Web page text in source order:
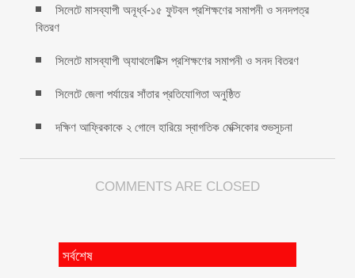
সিলেটে মাসব্যাপী অনূর্ধ্ব-১৫ ফুটবল প্রশিক্ষণের সমাপনী ও সনদপত্র
বিতরণ
সিলেটে মাসব্যাপী অ্যাথলেটিক্স প্রশিক্ষণের সমাপনী ও সনদ বিতরণ
সিলেটে জেলা পর্যায়ের সাঁতার প্রতিযোগিতা অনুষ্ঠিত
দক্ষিণ আফ্রিকাকে ২ গোলে হারিয়ে স্বাগতিক মেক্সিকোর শুভসূচনা
COMMENTS ARE CLOSED
সর্বশেষ